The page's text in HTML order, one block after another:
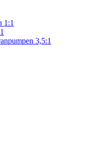
1:1
3,5:1